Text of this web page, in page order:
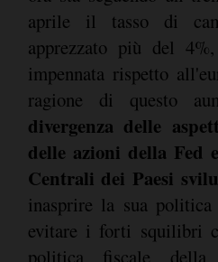
aprile il tasso di
apprezzato più del
impennata rispetto
ragione di questo
divergenza delle
delle azioni della Fed
Centrali dei Paesi
inasprire la sua
evitare i forti squilibri
politica fiscale